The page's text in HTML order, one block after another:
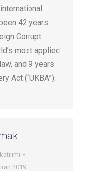
42 years
Corrupt
most applied
and 9 years
Act (“UKBA”).
2019